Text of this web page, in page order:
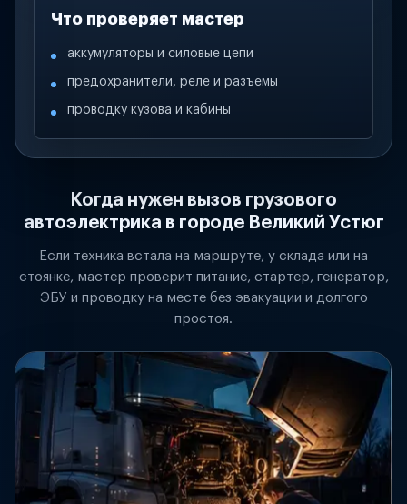
Что проверяет мастер
аккумуляторы и силовые цепи
предохранители, реле и разъемы
проводку кузова и кабины
Когда нужен вызов грузового
автоэлектрика в городе Великий Устюг
Если техника встала на маршруте, у склада или на
стоянке, мастер проверит питание, стартер, генератор,
ЭБУ и проводку на месте без эвакуации и долгого
простоя.